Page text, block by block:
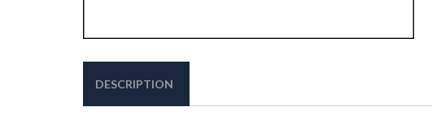
DESCRIPTION